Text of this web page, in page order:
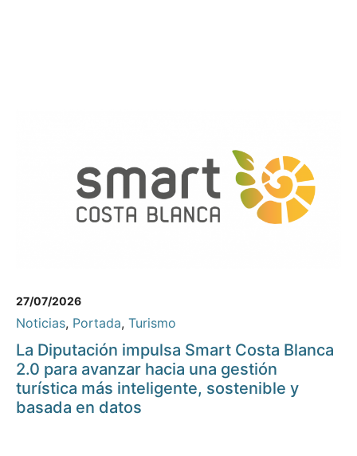
27/07/2026
Noticias, Portada, Turismo
La Diputación impulsa Smart Costa Blanca
2.0 para avanzar hacia una gestión
turística más inteligente, sostenible y
basada en datos